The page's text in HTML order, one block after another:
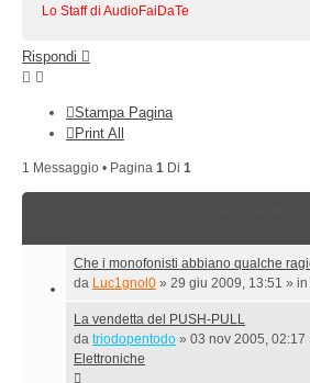
Lo Staff di AudioFaiDaTe
Rispondi
Stampa Pagina
Print All
1 Messaggio • Pagina 1 Di 1
Che i monofonisti abbiano qualche
da Luc1gnol0 » 29 giu 2009, 13:51 » in
La vendetta del PUSH-PULL
da triodopentodo » 03 nov 2005, 02:17
Elettroniche